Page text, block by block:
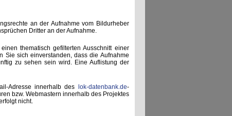
an der Aufnahme vom Bildurheber
Dritter an der Aufnahme.
thematisch gefilterten Ausschnitt einer
Sie sich einverstanden, dass die Aufnahme
zu sehen sein wird. Eine Auflistung der
Adresse innerhalb des lok-datenbank.de-
bzw. Webmastern innerhalb des Projektes
nicht.